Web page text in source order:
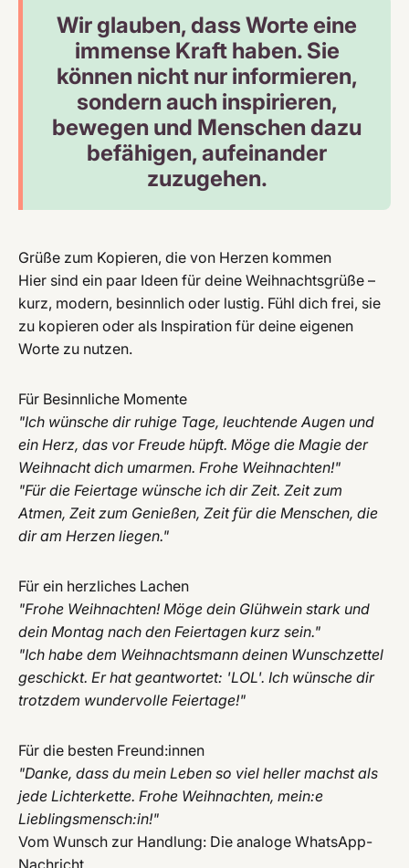
Wir glauben, dass Worte eine
immense Kraft haben. Sie
können nicht nur informieren,
sondern auch inspirieren,
bewegen und Menschen dazu
befähigen, aufeinander
zuzugehen.
Grüße zum Kopieren, die von Herzen kommen
Hier sind ein paar Ideen für deine Weihnachtsgrüße –
kurz, modern, besinnlich oder lustig. Fühl dich frei, sie
zu kopieren oder als Inspiration für deine eigenen
Worte zu nutzen.
Für Besinnliche Momente
"Ich wünsche dir ruhige Tage, leuchtende Augen und
ein Herz, das vor Freude hüpft. Möge die Magie der
Weihnacht dich umarmen. Frohe Weihnachten!"
"Für die Feiertage wünsche ich dir Zeit. Zeit zum
Atmen, Zeit zum Genießen, Zeit für die Menschen, die
dir am Herzen liegen."
Für ein herzliches Lachen
"Frohe Weihnachten! Möge dein Glühwein stark und
dein Montag nach den Feiertagen kurz sein."
"Ich habe dem Weihnachtsmann deinen Wunschzettel
geschickt. Er hat geantwortet: 'LOL'. Ich wünsche dir
trotzdem wundervolle Feiertage!"
Für die besten Freund:innen
"Danke, dass du mein Leben so viel heller machst als
jede Lichterkette. Frohe Weihnachten, mein:e
Lieblingsmensch:in!"
Vom Wunsch zur Handlung: Die analoge WhatsApp-
Nachricht